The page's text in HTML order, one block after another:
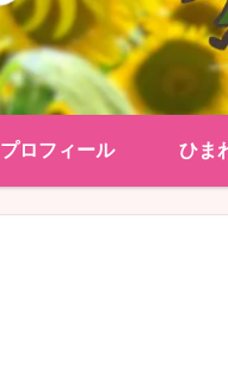
プロフィール ひま